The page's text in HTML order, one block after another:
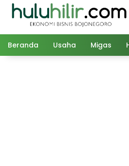
Langsung
Beranda Usaha Migas